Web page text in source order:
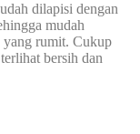
dilapisi dengan
mudah
yang rumit. Cukup
bersih dan